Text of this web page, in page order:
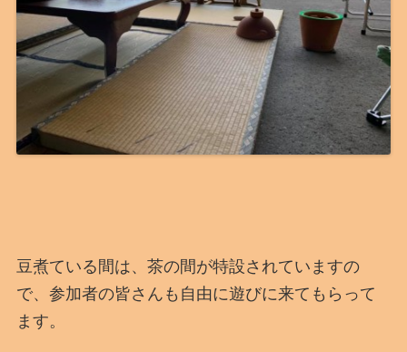
豆煮ている間は、茶の間が特設されていますの
で、参加者の皆さんも自由に遊びに来てもらって
ます。